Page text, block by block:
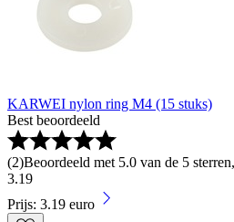
KARWEI nylon ring M4 (15 stuks)
Best beoordeeld
(2)Beoordeeld met 5.0 van de 5
3.19
Prijs: 3.19 euro